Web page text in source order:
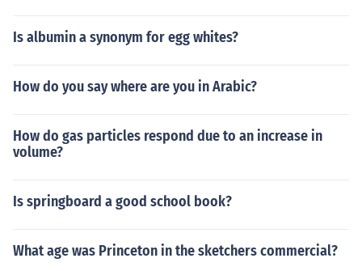
Is albumin a synonym for egg whites?
How do you say where are you in Arabic?
How do gas particles respond due to an increase in
volume?
Is springboard a good school book?
What age was Princeton in the sketchers commercial?